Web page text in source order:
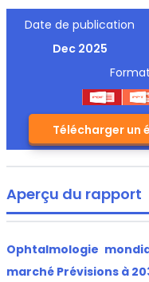
Date de publication
Dec 2025
Télécharger
Aperçu du rapport
Ophtalmologie
marché Prévisions à